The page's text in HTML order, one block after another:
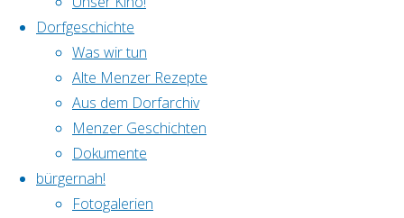
Dorfgeschichte
Was wir tun
Alte Menzer Rezepte
Aus dem Dorfarchiv
Menzer Geschichten
Dokumente
bürgernah!
Fotogalerien
Blown
Away!
Dokumentarfilm
Dies & Das
Dorfcafé
Dorfgeschichte
Dorfkino
Dorfpflege
Keiner Kategorie zugeordnet